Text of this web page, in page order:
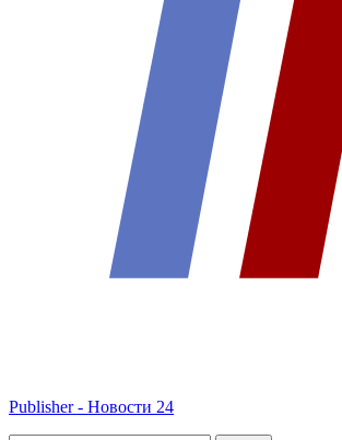
Publisher - Новости 24